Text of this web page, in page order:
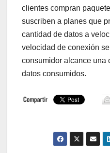
clientes compran
suscriben a planes que
cantidad de datos a
velocidad de conexión
consumidor alcance una
datos consumidos.